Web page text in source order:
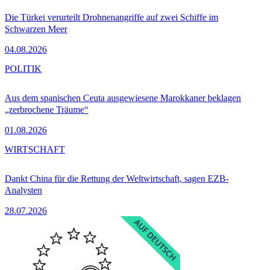
Die Türkei verurteilt Drohnenangriffe auf zwei Schiffe im
Schwarzen Meer
04.08.2026
Aus dem spanischen Ceuta ausgewiesene Marokkaner beklagen
„zerbrochene Träume“
01.08.2026
POLITIK
Dankt China für die Rettung der Weltwirtschaft, sagen EZB-
Analysten
28.07.2026
WIRTSCHAFT